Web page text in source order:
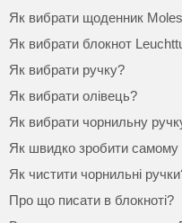
Як вибрати щоденник
Як вибрати блокнот
Як вибрати ручку?
Як вибрати олівець?
Як вибрати чорнильну
Як швидко зробити самому
Як чистити чорнильні
Про що писати в блокноті?